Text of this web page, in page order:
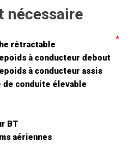
nécessaire
rétractable
à conducteur debout
à conducteur assis
de conduite élevable
BT
aériennes